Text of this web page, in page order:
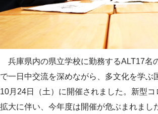
兵庫県内の県立学校に勤務するALT17名
で一日中交流を深めながら、多文化を学ぶ
10月24日（土）に開催されました。新型
拡大に伴い、今年度は開催が危ぶまれまし